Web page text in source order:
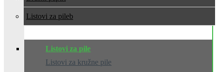
Listovi za pile
Listovi za pile
Listovi za kružne pile